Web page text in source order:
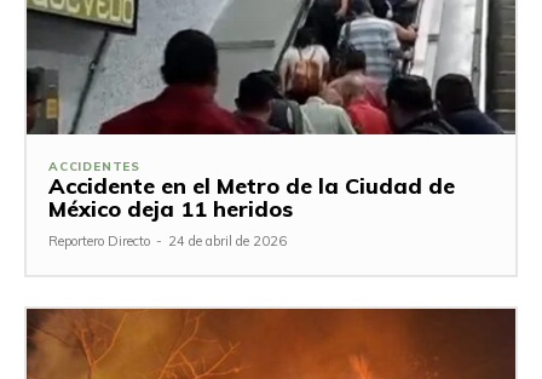
ACCIDENTES
Accidente en el Metro de la Ciudad de
México deja 11 heridos
Reportero Directo - 24 de abril de 2026